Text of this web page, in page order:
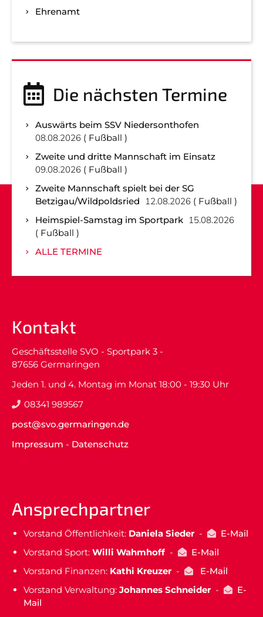
Ehrenamt
Die nächsten Termine
Auswärts beim SSV Niedersonthofen
08.08.2026
Fußball
Zweite und dritte Mannschaft im Einsatz
09.08.2026
Fußball
Zweite Mannschaft spielt bei der SG
Betzigau/Wildpoldsried
12.08.2026
Fußball
Heimspiel-Samstag im Sportpark 15.08.2026
Fußball
ALLE TERMINE
Kontakt
Geschäftsstelle SVO - Sportpark 3 -
87656 Germaringen
Jeden 1. und 4. Montag im Monat 18:00 - 19:30 Uhr
08341 989567
post@svo.germaringen.de
Impressum - Datenschutz
Ansprechpartner
Vorstand Öffentlichkeit: Daniela Sieder-
E-Mail
Vorstand Sport: Willi Wahmhoff-
E-Mail
Vorstand Finanzen: Kathi Kreuzer-
E-Mail
Vorstand Verwaltung: Johannes Schneider -
E-
Mail